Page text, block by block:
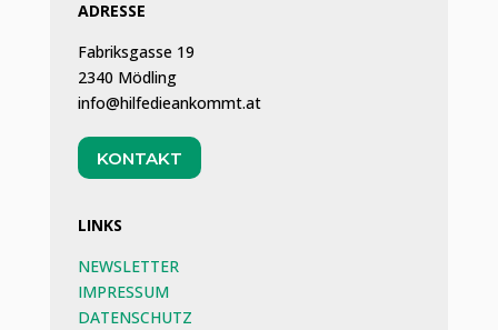
ADRESSE
Fabriksgasse 19
2340 Mödling
info@hilfedieankommt.at
KONTAKT
LINKS
NEWSLETTER
IMPRESSUM
DATENSCHUTZ